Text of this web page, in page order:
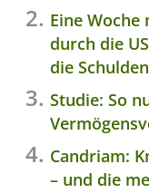
Eine
durch die
die
Studie: So
Candriam:
– und die